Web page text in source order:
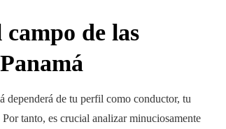
de las
dependerá de tu perfil como conductor, tu
tanto, es crucial analizar minuciosamente